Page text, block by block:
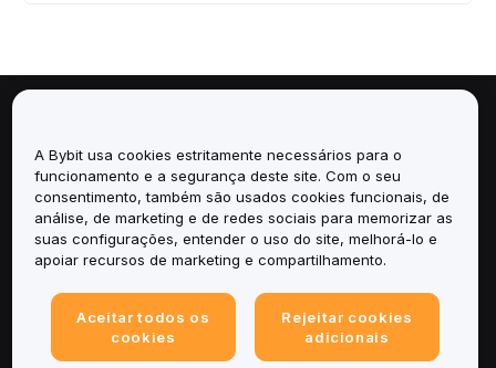
Serviços
Suporte
A Bybit usa cookies estritamente necessários para o
funcionamento e a segurança deste site. Com o seu
consentimento, também são usados cookies funcionais, de
análise, de marketing e de redes sociais para memorizar as
suas configurações, entender o uso do site, melhorá-lo e
apoiar recursos de marketing e compartilhamento.
Aceitar todos os
cookies
Rejeitar cookies
adicionais